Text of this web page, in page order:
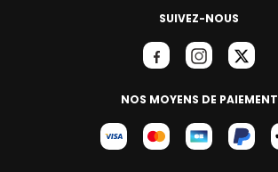
SUIVEZ-NOUS
NOS MOYENS DE PAIEMENT